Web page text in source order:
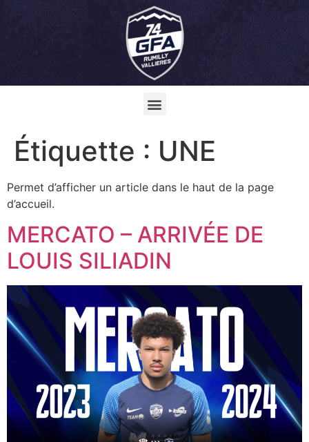
Étiquette : UNE
Permet d’afficher un article dans le haut de la page
d’accueil.
MERCATO – ARRIVÉE DE
LOUIS SILIADIN